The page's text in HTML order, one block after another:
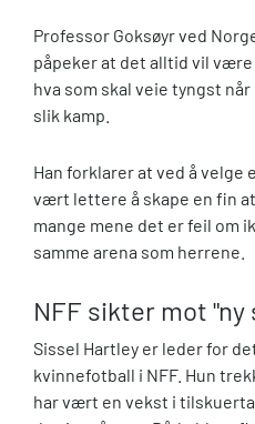
Professor Goksøyr ved
påpeker at det alltid vil
hva som skal veie tyngst
slik kamp.
Han forklarer at ved å velge
vært lettere å skape en fin
mange mene det er feil om
samme arena som herrene.
NFF sikter mot
Sissel Hartley er leder for
kvinnefotball i NFF. Hun
har vært en vekst i